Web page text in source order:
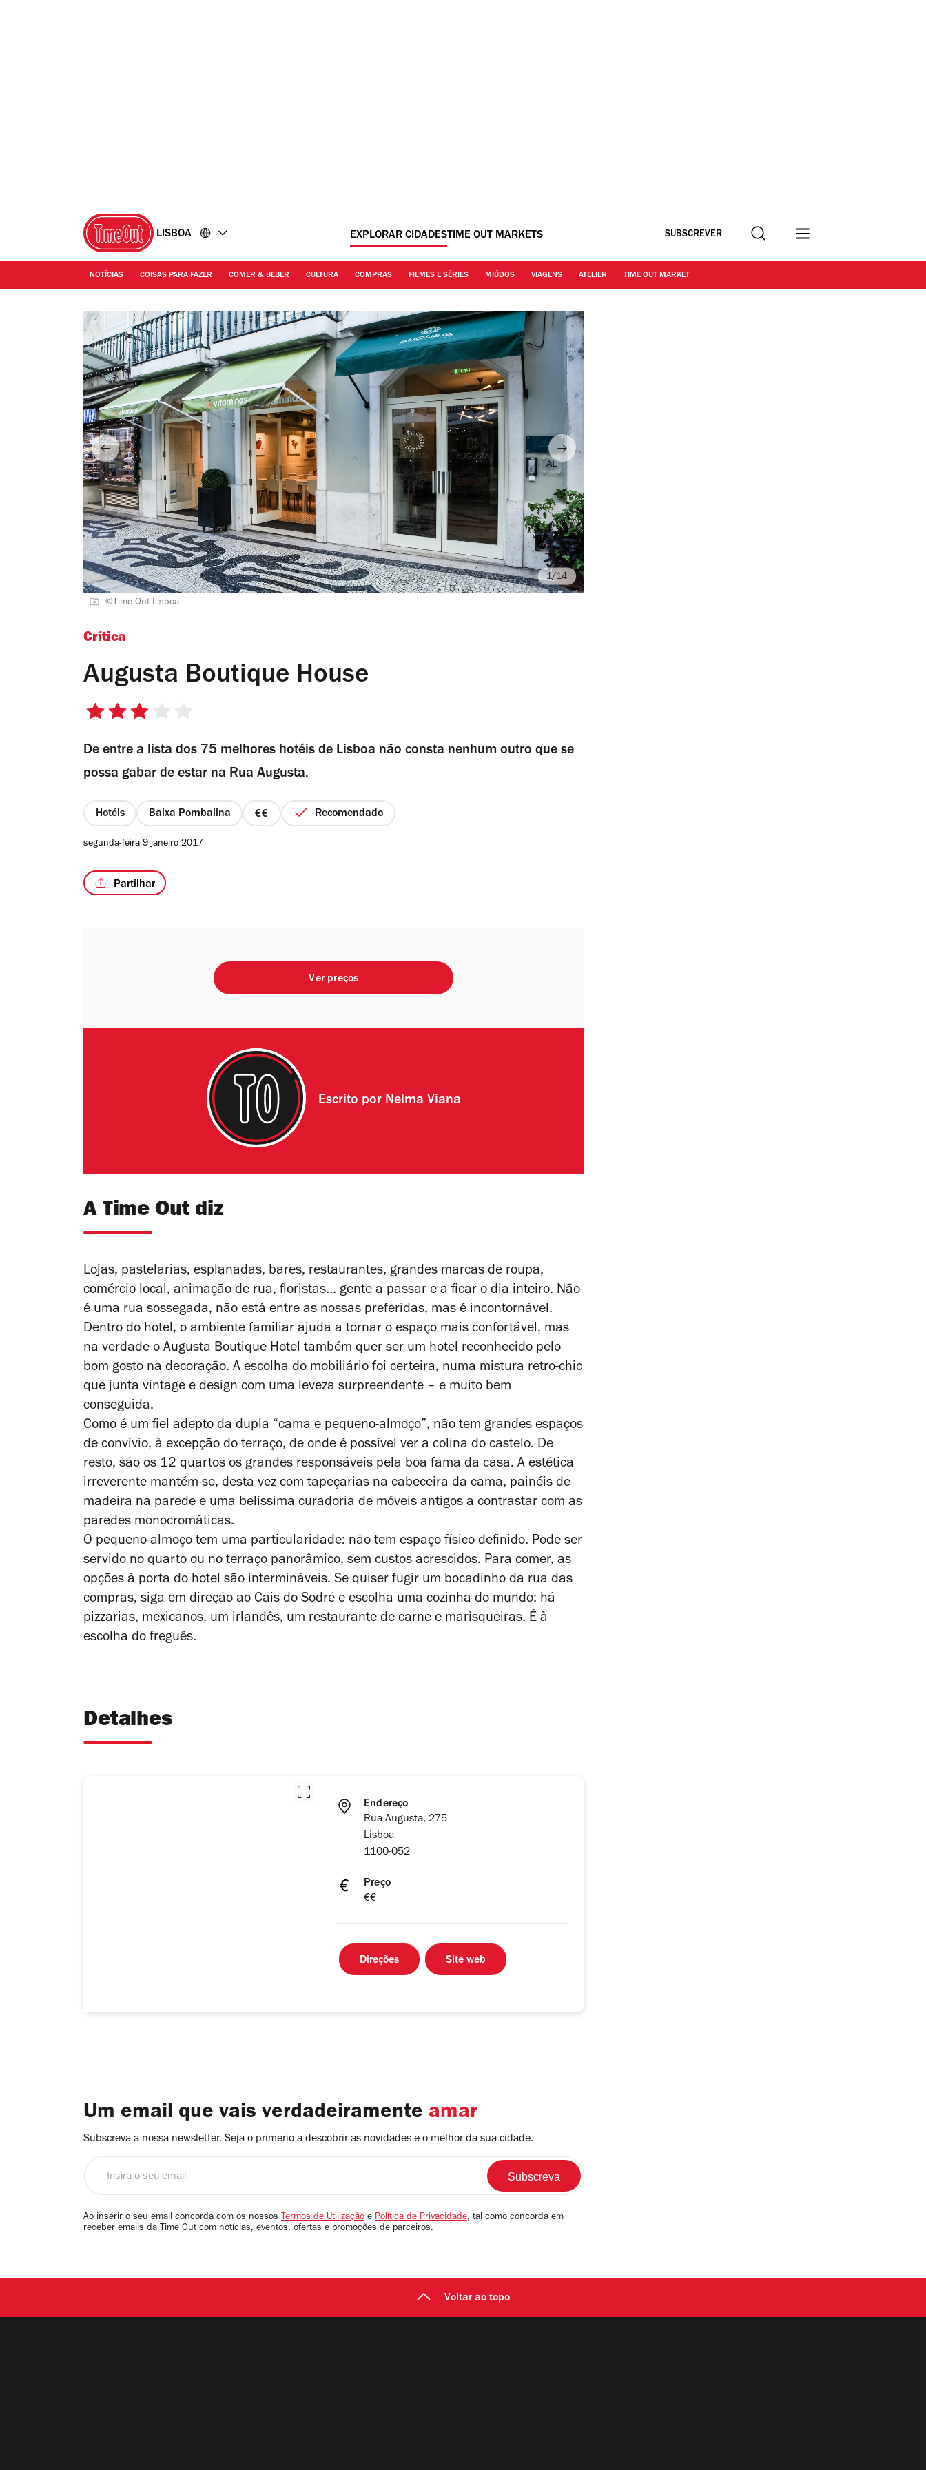
LISBOA EXPLORAR CIDADESTIME OUT MARKETS SUBSCREVER Procurar
NOTÍCIAS COISAS PARA FAZER COMER & BEBER CULTURA COMPRAS FILMES E SÉRIES MIÚDOS VIAGENS ATELIER TIME OUT MARKET
©Time Out Lisboa
/14
Crítica
Augusta Boutique House
3/5
De entre a lista dos 75 melhores hotéis de Lisboa não consta nenhum outro que se
possa gabar de estar na Rua Augusta.
Hotéis Baixa Pombalina
preço
Recomendado
segunda-feira 9 janeiro 2017
Partilhar
Ver preços
Escrito por Nelma Viana
A Time Out diz
Lojas, pastelarias, esplanadas, bares, restaurantes, grandes marcas de roupa,
comércio local, animação de rua, floristas... gente a passar e a ficar o dia inteiro. Não
é uma rua sossegada, não está entre as nossas preferidas, mas é incontornável.
Dentro do hotel, o ambiente familiar ajuda a tornar o espaço mais confortável, mas
na verdade o Augusta Boutique Hotel também quer ser um hotel reconhecido pelo
bom gosto na decoração. A escolha do mobiliário foi certeira, numa mistura retro-chic
que junta vintage e design com uma leveza surpreendente – e muito bem
conseguida.
Como é um fiel adepto da dupla “cama e pequeno-almoço”, não tem grandes espaços
de convívio, à excepção do terraço, de onde é possível ver a colina do castelo. De
resto, são os 12 quartos os grandes responsáveis pela boa fama da casa. A estética
irreverente mantém-se, desta vez com tapeçarias na cabeceira da cama, painéis de
madeira na parede e uma belíssima curadoria de móveis antigos a contrastar com as
paredes monocromáticas.
O pequeno-almoço tem uma particularidade: não tem espaço físico definido. Pode ser
servido no quarto ou no terraço panorâmico, sem custos acrescidos. Para comer, as
opções à porta do hotel são intermináveis. Se quiser fugir um bocadinho da rua das
compras, siga em direção ao Cais do Sodré e escolha uma cozinha do mundo: há
pizzarias, mexicanos, um irlandês, um restaurante de carne e marisqueiras. É à
escolha do freguês.
Detalhes
Endereço
Rua Augusta, 275
Lisboa
1100-052
Preço
€€
Direções Site web
Um email que vais verdadeiramente amar
Subscreva a nossa newsletter. Seja o primerio a descobrir as novidades e o melhor da sua cidade.
email
Ao inserir o seu email concorda com os nossos Termos de Utilização e Política de Privacidade, tal como concorda em
receber emails da Time Out com notícias, eventos, ofertas e promoções de parceiros.
Voltar ao topo